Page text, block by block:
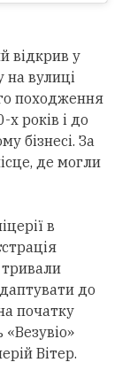
відкрив у
на вулиці
походження
х років і до
бізнесі. За
де могли
в
до
початку
Вітер.